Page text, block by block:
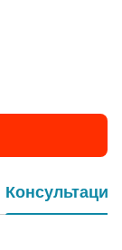
Консультация